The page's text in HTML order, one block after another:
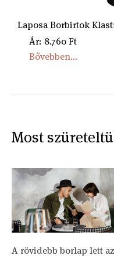
Laposa Borbirtok
Ár: 8.760 Ft
Bővebben...
Most
A rövidebb borlap lett